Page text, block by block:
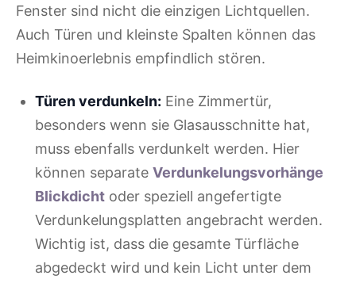
Fenster sind nicht die einzigen Lichtquellen.
Auch Türen und kleinste Spalten können das
Heimkinoerlebnis empfindlich stören.
Türen verdunkeln: Eine Zimmertür,
besonders wenn sie Glasausschnitte hat,
muss ebenfalls verdunkelt werden. Hier
können separate Verdunkelungsvorhänge
Blickdicht oder speziell angefertigte
Verdunkelungsplatten angebracht werden.
Wichtig ist, dass die gesamte Türfläche
abgedeckt wird und kein Licht unter dem